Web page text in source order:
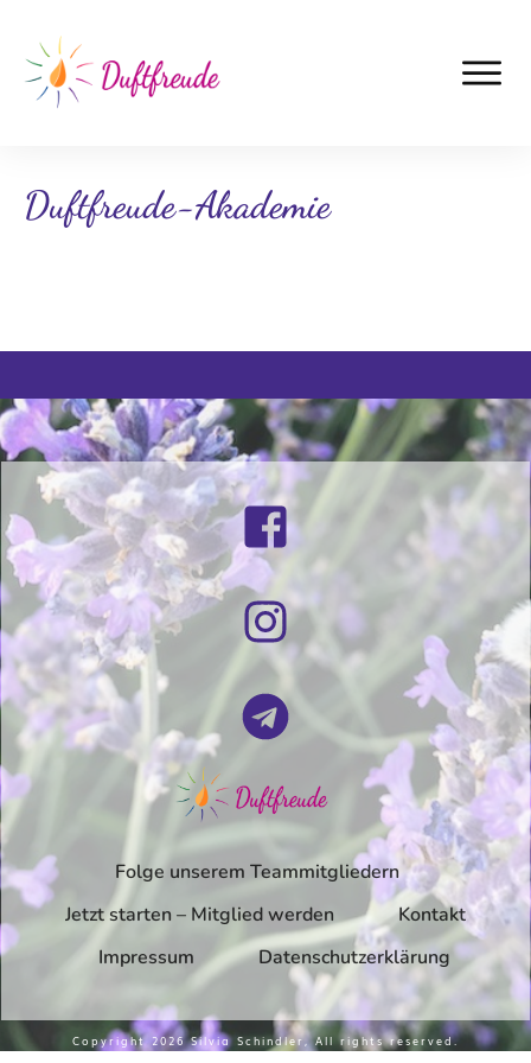
Duftfreude-Akademie
Folge unserem Teammitgliedern
Jetzt starten – Mitglied werden
Kontakt
Impressum
Datenschutzerklärung
Copyright 2026 Silvia Schindler, All rights reserved.